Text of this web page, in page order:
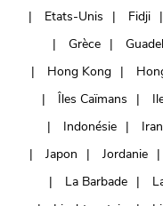
Etats-Unis
Fidji
Grèce
Hong Kong
Îles Caïmans
Indonésie
Iran
Japon
Jordanie
La Barbade